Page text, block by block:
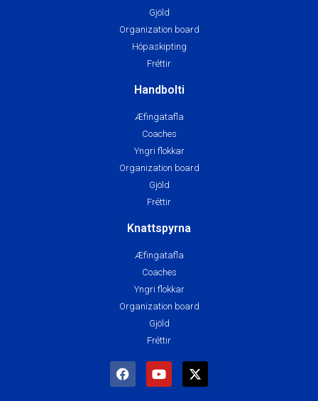
Gjöld
Organization board
Hópaskipting
Fréttir
Handbolti
Æfingatafla
Coaches
Yngri flokkar
Organization board
Gjöld
Fréttir
Knattspyrna
Æfingatafla
Coaches
Yngri flokkar
Organization board
Gjöld
Fréttir